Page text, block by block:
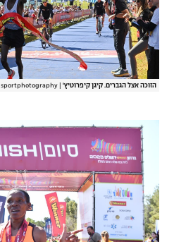
הצטרפות לחבילת הערוצים
לוח דרושים – ג'ובנט
המגזין
הזוכה אצל הגברים. קיגן קיפרוטיץ' sportphotography